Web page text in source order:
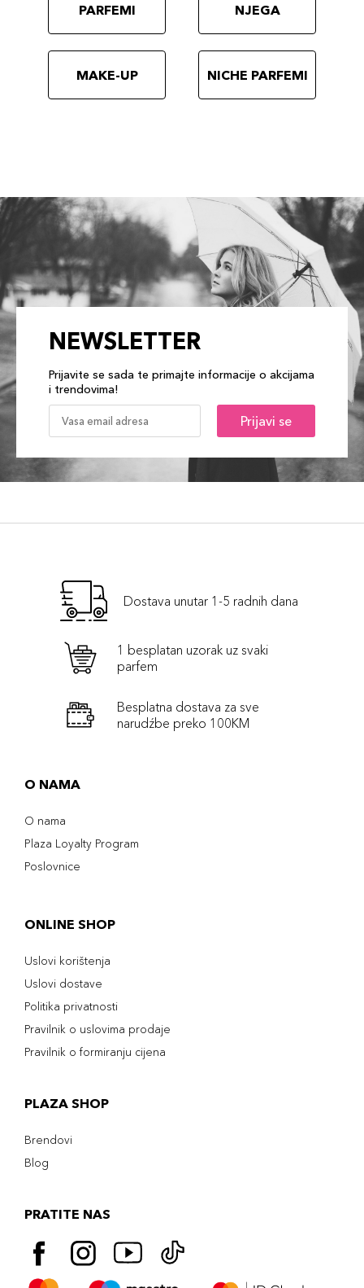
PARFEMI NJEGA
MAKE-UP NICHE PARFEMI
NEWSLETTER
Prijavite se sada te primajte informacije o akcijama
i trendovima!
Prijavi se
Dostava unutar 1-5 radnih dana
1 besplatan uzorak uz svaki
parfem
Besplatna dostava za sve
narudźbe preko 100KM
O NAMA
O nama
Plaza Loyalty Program
Poslovnice
ONLINE SHOP
Uslovi korištenja
Uslovi dostave
Politika privatnosti
Pravilnik o uslovima prodaje
Pravilnik o formiranju cijena
PLAZA SHOP
Brendovi
Blog
PRATITE NAS